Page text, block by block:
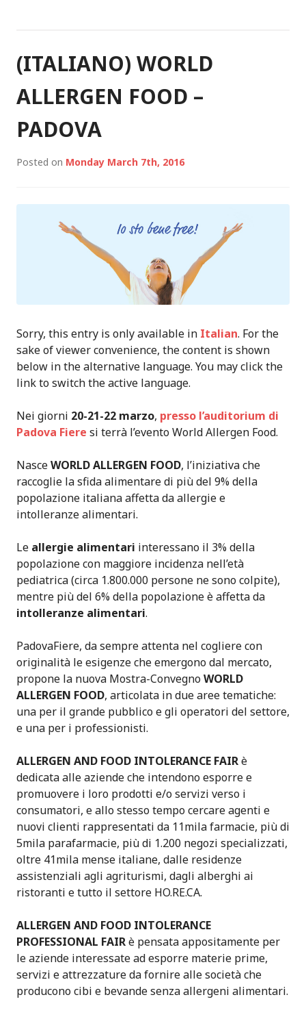
(ITALIANO) WORLD
ALLERGEN FOOD –
PADOVA
Posted on Monday March 7th, 2016
Sorry, this entry is only available in Italian. For the
sake of viewer convenience, the content is shown
below in the alternative language. You may click the
link to switch the active language.
Nei giorni 20-21-22 marzo, presso l’auditorium di
Padova Fiere si terrà l’evento World Allergen Food.
NasceWORLD ALLERGEN FOOD, l’iniziativa che
raccoglie la sfida alimentare di più del 9% della
popolazione italiana affetta da allergie e
intolleranze alimentari.
Le allergie alimentari interessano il 3% della
popolazione con maggiore incidenza nell’età
pediatrica (circa 1.800.000 persone ne sono colpite),
mentre più del 6% della popolazione è affetta da
intolleranze alimentari.
PadovaFiere, da sempre attenta nel cogliere con
originalità le esigenze che emergono dal mercato,
propone la nuova Mostra-ConvegnoWORLD
ALLERGEN FOOD, articolata in due aree tematiche:
una per il grande pubblico e gli operatori del settore,
e una per i professionisti.
ALLERGEN AND FOOD INTOLERANCE FAIRè
dedicata alle aziende che intendono esporre e
promuovere i loro prodotti e/o servizi verso i
consumatori, e allo stesso tempo cercare agenti e
nuovi clienti rappresentati da 11mila farmacie, più di
5mila parafarmacie, più di 1.200 negozi specializzati,
oltre 41mila mense italiane, dalle residenze
assistenziali agli agriturismi, dagli alberghi ai
ristoranti e tutto il settore HO.RE.CA.
ALLERGEN AND FOOD INTOLERANCE
PROFESSIONAL FAIRè pensata appositamente per
le aziende interessate ad esporre materie prime,
servizi e attrezzature da fornire alle società che
producono cibi e bevande senza allergeni alimentari.